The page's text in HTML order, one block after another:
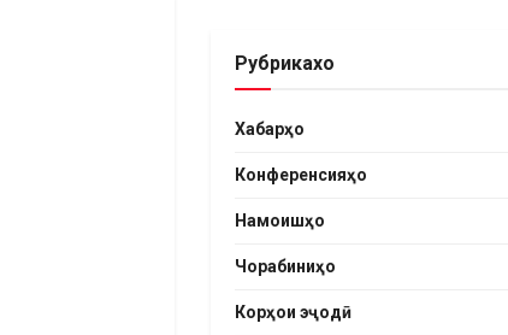
Рубрикахо
Хабарҳо
Конференсияҳо
Намоишҳо
Чорабиниҳо
Корҳои эҷодӣ